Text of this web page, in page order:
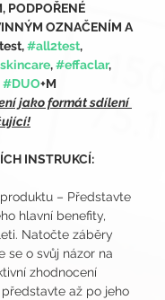
PODPOŘENÉ
OZNAČENÍM A
#all2test,
, #effaclar,
#DUO+M
jako formát sdílení
INSTRUKCÍ:
– Představte
hlavní benefity,
Natočte záběry
se o svůj názor na
zhodnocení
až po jeho